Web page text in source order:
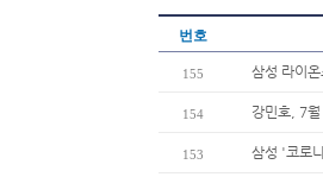
번호
155 삼성 라이
154 강민호, 7
153 삼성 '코로